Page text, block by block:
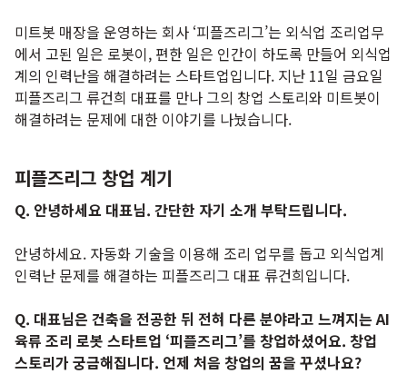
미트봇 매장을 운영하는 회사 ‘피플즈리그’는 외식업 조리업무
에서 고된 일은 로봇이, 편한 일은 인간이 하도록 만들어 외식업
계의 인력난을 해결하려는 스타트업입니다. 지난 11일 금요일
피플즈리그 류건희 대표를 만나 그의 창업 스토리와 미트봇이
해결하려는 문제에 대한 이야기를 나눴습니다.
피플즈리그 창업 계기
Q. 안녕하세요 대표님. 간단한 자기 소개 부탁드립니다.
안녕하세요. 자동화 기술을 이용해 조리 업무를 돕고 외식업계
인력난 문제를 해결하는 피플즈리그 대표 류건희입니다.
Q. 대표님은 건축을 전공한 뒤 전혀 다른 분야라고 느껴지는 AI
육류 조리 로봇 스타트업 ‘피플즈리그’를 창업하셨어요. 창업
스토리가 궁금해집니다. 언제 처음 창업의 꿈을 꾸셨나요?